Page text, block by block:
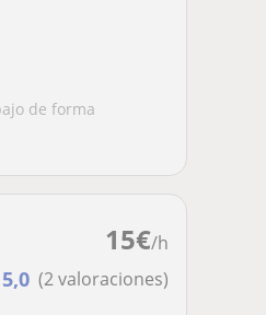
de forma
15€/h
5,0 (2 valoraciones)